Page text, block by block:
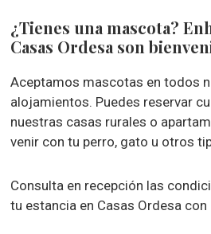
¿Tienes una mascota?
Casas Ordesa son
Aceptamos mascotas en todos
alojamientos. Puedes reservar
nuestras casas rurales o
venir con tu perro, gato u otros
Consulta en recepción las
tu estancia en Casas Ordesa